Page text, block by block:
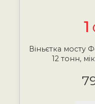
1
Віньєтка мосту
12 тонн,